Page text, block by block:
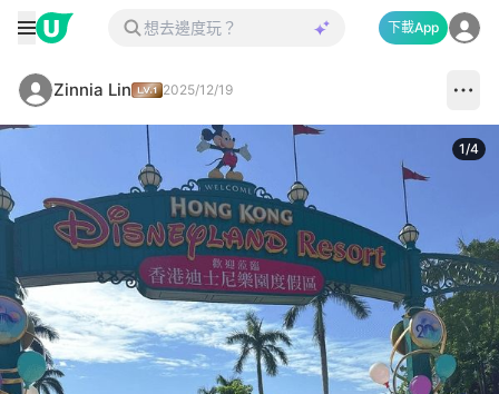
下載App
Zinnia Lin 2025/12/19
1/4